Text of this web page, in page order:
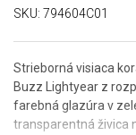
SKU: 794604C01
Strieborná visiaca
Buzz Lightyear z
farebná glazúra v
transparentná živica